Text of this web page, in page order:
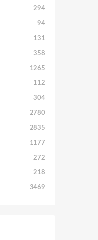
294
94
131
358
1265
112
304
2780
2835
1177
272
218
3469